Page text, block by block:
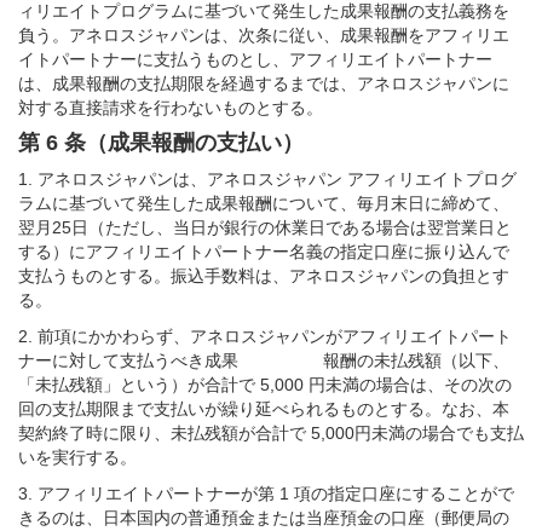
ィリエイトプログラムに基づいて発生した成果報酬の支払義務を
負う。アネロスジャパンは、次条に従い、成果報酬をアフィリエ
イトパートナーに支払うものとし、アフィリエイトパートナー
は、成果報酬の支払期限を経過するまでは、アネロスジャパンに
対する直接請求を行わないものとする。
第 6 条（成果報酬の支払い）
1. アネロスジャパンは、アネロスジャパン アフィリエイトプログ
ラムに基づいて発生した成果報酬について、毎月末日に締めて、
翌月25日（ただし、当日が銀行の休業日である場合は翌営業日と
する）にアフィリエイトパートナー名義の指定口座に振り込んで
支払うものとする。振込手数料は、アネロスジャパンの負担とす
る。
2. 前項にかかわらず、アネロスジャパンがアフィリエイトパート
ナーに対して支払うべき成果 報酬の未払残額（以下、
「未払残額」という）が合計で 5,000 円未満の場合は、その次の
回の支払期限まで支払いが繰り延べられるものとする。なお、本
契約終了時に限り、未払残額が合計で 5,000円未満の場合でも支払
いを実行する。
3. アフィリエイトパートナーが第 1 項の指定口座にすることがで
きるのは、日本国内の普通預金または当座預金の口座（郵便局の